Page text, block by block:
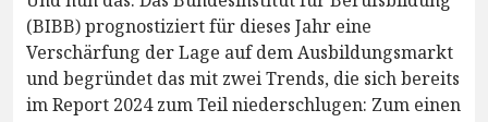
(BIBB) prognostiziert für dieses Jahr eine
Verschärfung der Lage auf dem Ausbildungsmarkt
und begründet das mit zwei Trends, die sich bereits
im Report 2024 zum Teil niederschlugen: Zum einen